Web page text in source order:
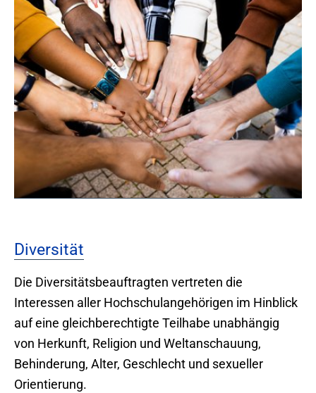
Diversität
Die Diversitätsbeauftragten vertreten die
Interessen aller Hochschulangehörigen im Hinblick
auf eine gleichberechtigte Teilhabe unabhängig
von Herkunft, Religion und Weltanschauung,
Behinderung, Alter, Geschlecht und sexueller
Orientierung.